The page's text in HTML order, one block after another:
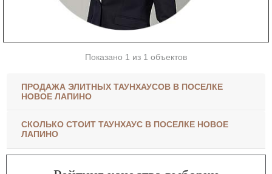
Показано 1 из 1 объектов
ПРОДАЖА ЭЛИТНЫХ ТАУНХАУСОВ В ПОСЕЛКЕ
НОВОЕ ЛАПИНО
СКОЛЬКО СТОИТ ТАУНХАУС В ПОСЕЛКЕ НОВОЕ
ЛАПИНО